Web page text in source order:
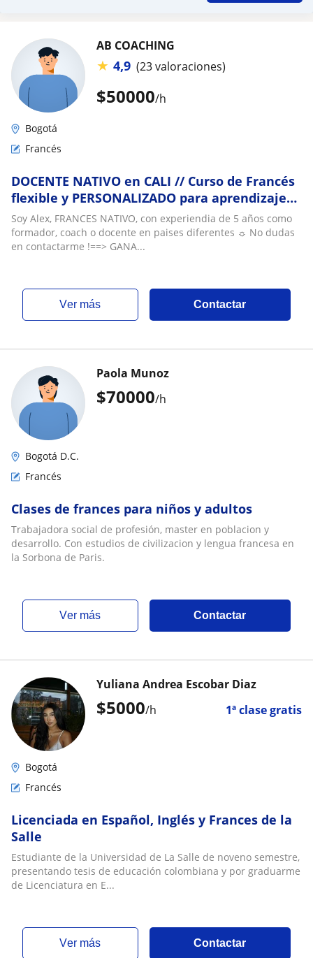
$50000/h
AB COACHING
★ 4,9 (23 valoraciones)
Bogotá
Francés
DOCENTE NATIVO en CALI // Curso de Francés
flexible y PERSONALIZADO para aprendizaje
OPTIMIZADO - Habla Francés en 3 MESES
Soy Alex, FRANCES NATIVO, con experiendia de 5 años como
formador, coach o docente en paises diferentes ☼ No dudas
en contactarme !==> GANA...
ver más Contactar
$70000/h
Paola Munoz
Bogotá D.C.
Francés
Clases de frances para niños y adultos
Trabajadora social de profesión, master en poblacion y
desarrollo. Con estudios de civilizacion y lengua francesa en
la Sorbona de Paris.
ver más Contactar
$5000/h 1ª clase gratis
Yuliana Andrea Escobar Diaz
Bogotá
Francés
Licenciada en Español, Inglés y Frances de la
Salle
Estudiante de la Universidad de La Salle de noveno semestre,
presentando tesis de educación colombiana y por graduarme
de Licenciatura en E...
ver más Contactar